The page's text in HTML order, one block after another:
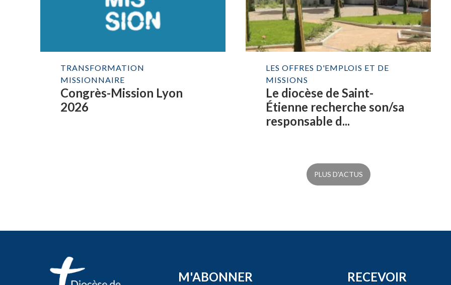
TRANSFORMATION
MISSIONNAIRE
Congrès-Mission Lyon
2026
LES OFFRES D'EMPLOIS ET DE
MISSIONS
Le diocèse de Saint-
Étienne recherche son/sa
responsable d...
PLUS D'ACTUS
M'ABONNER
RECEVOIR